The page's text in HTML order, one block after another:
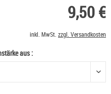
9,50 €
inkl. MwSt. zzgl. Versandkosten
aus :